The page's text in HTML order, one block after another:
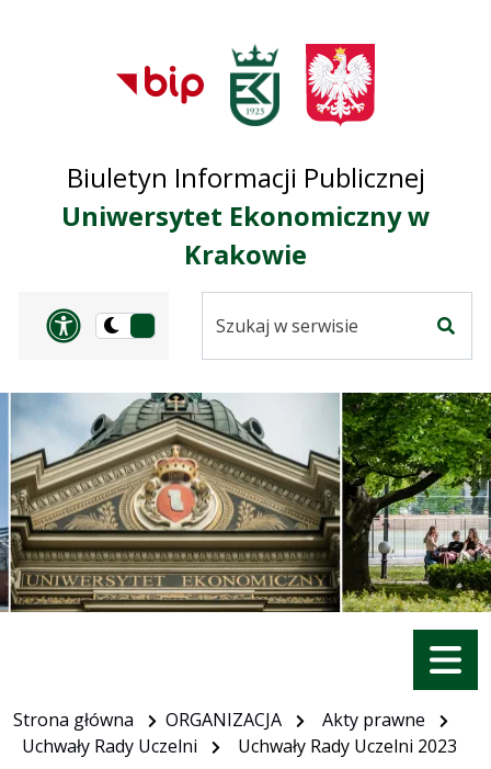
Przejdź do
głównego menu
Przejdź do treści
Przejdź do mapy
serwisu
Biuletyn Informacji Publicznej
Uniwersytet Ekonomiczny w
Krakowie
Panel dostosowania
Przełącz
ciemną
serwisie
Menu
Strona główna ORGANIZACJA
Akty prawne
Uchwały Rady Uczelni
Uchwały Rady Uczelni 2023